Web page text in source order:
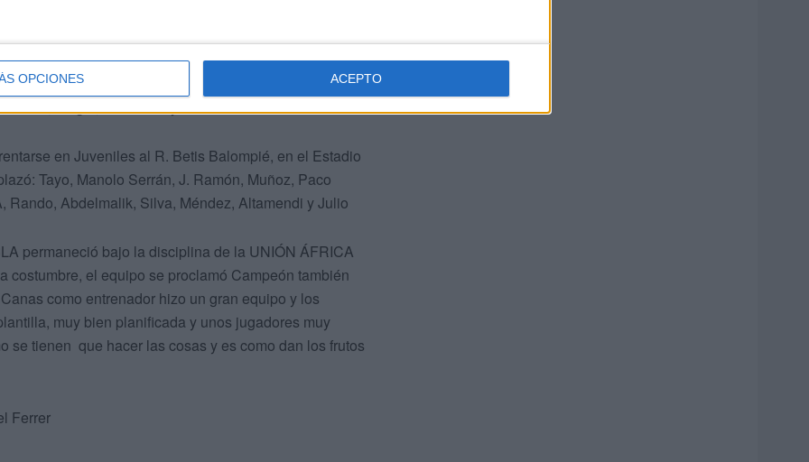
OPCIONES ACEPTO
seguía siendo Antonio Atencia.
DE CEUTA Y MELILLA, en la Ciudad
y esta fue la alineación: Bocoya, Valero, Borrego,
Frugui, Escobosa y Manolo Serrán.
en Juveniles al R. Betis Balompié, en el Estadio
Tayo, Manolo Serrán, J. Ramón, Muñoz, Paco
Rando, Abdelmalik, Silva, Méndez, Altamendi y Julio
permaneció bajo la disciplina de la UNIÓN ÁFRICA
el equipo se proclamó Campeón también
como entrenador hizo un gran equipo y los
muy bien planificada y unos jugadores muy
se tienen que hacer las cosas y es como dan los frutos
Ferrer